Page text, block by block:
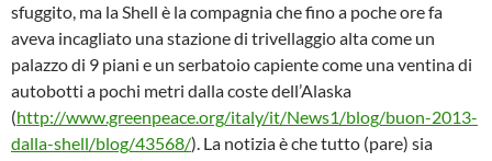
sfuggito, ma la Shell è la compagnia che fino a poche ore fa
aveva incagliato una stazione di trivellaggio alta come un
palazzo di 9 piani e un serbatoio capiente come una ventina di
autobotti a pochi metri dalla coste dell’Alaska
(http://www.greenpeace.org/italy/it/News1/blog/buon-2013-
dalla-shell/blog/43568/). La notizia è che tutto (pare) sia